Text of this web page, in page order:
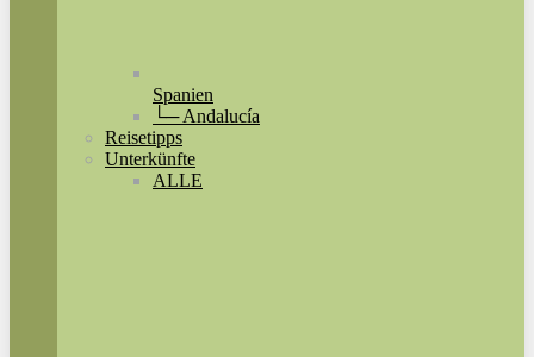
Spanien
└─ Andalucía
Reisetipps
Unterkünfte
ALLE